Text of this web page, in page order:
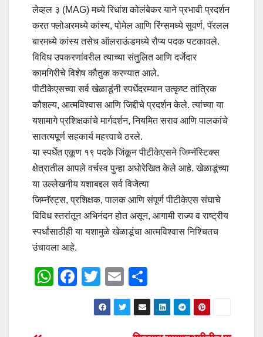
लेव्हल ३ (MAG) मध्ये रिधांश कोलंबेकर याने प्रभावी प्रदर्शन
करत फ्लोअरमध्ये कांस्य, पोमेल आणि रिंग्समध्ये सुवर्ण, पॅरलल
बारमध्ये कांस्य तसेच ऑलराऊंडमध्ये रौप्य पदक पटकावले.
विविध उपकरणांवरील त्याच्या संतुलित आणि दर्जेदार
कामगिरीचे विशेष कौतुक करण्यात आले.
पीटीकेएसच्या सर्व खेळाडूंनी स्पर्धेदरम्यान उत्कृष्ट तांत्रिक
कौशल्य, आत्मविश्वास आणि जिद्दीचे प्रदर्शन केले. त्यांच्या या
यशामागे प्रशिक्षकांचे मार्गदर्शन, नियमित सराव आणि पालकांचे
सातत्यपूर्ण सहकार्य महत्त्वाचे ठरले.
या स्पर्धेत एकूण १९ पदके जिंकून पीटीकेएसने जिम्नॅस्टिक्स
क्षेत्रातील आपले वर्चस्व पुन्हा अधोरेखित केले आहे. खेळाडूंच्या
या उल्लेखनीय यशाबद्दल सर्व विजेत्या
जिम्नॅस्ट्स, प्रशिक्षक, पालक आणि संपूर्ण पीटीकेएस संघाचे
विविध स्तरांतून अभिनंदन होत असून, आगामी राज्य व राष्ट्रीय
स्पर्धांसाठीही या यशामुळे खेळाडूंचा आत्मविश्वास निश्चितच
उंचावला आहे.
W
F
T
wi
tt
E
m
ail
h
ar